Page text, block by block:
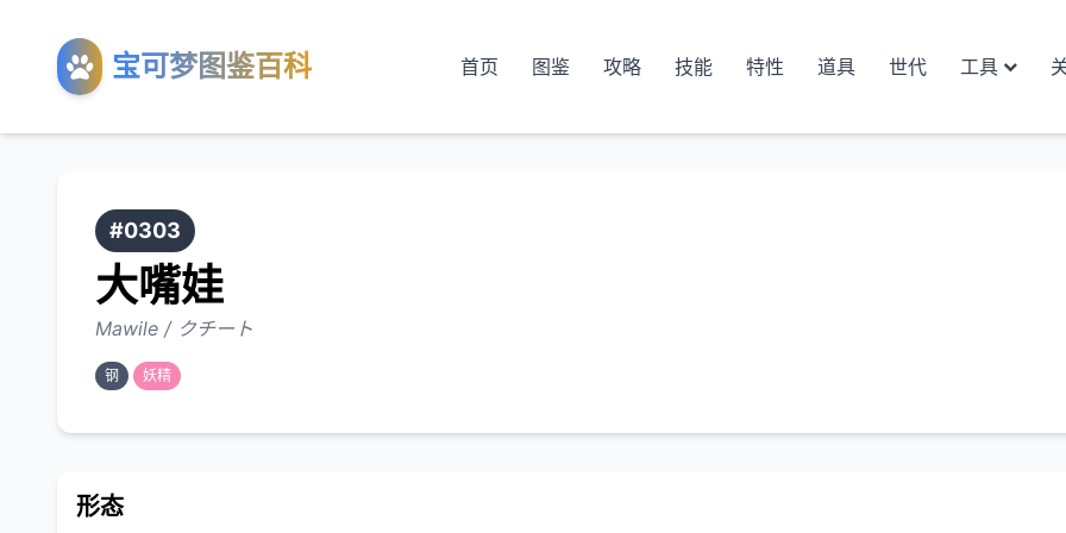
宝可梦图鉴百科 首页 图鉴 攻略 技能 特性 道具 世代 工具
#0303
大嘴娃
Mawile / クチート
钢 妖精
形态